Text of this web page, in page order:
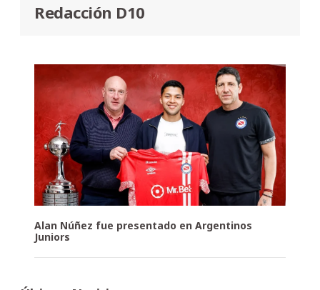
Redacción D10
Alan Núñez fue presentado en Argentinos
Juniors